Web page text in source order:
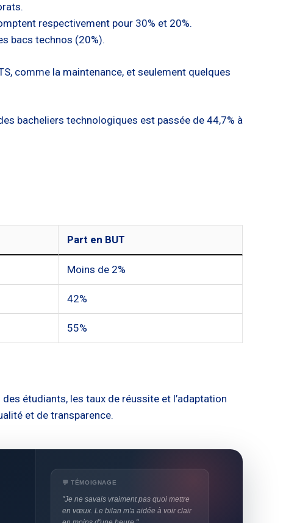
respectivement pour 30% et 20%.
bacs technos (20%).
comme la maintenance, et seulement quelques
bacheliers technologiques est passée de 44,7% à
Part en BUT
Moins de 2%
42%
55%
étudiants, les taux de réussite et l’adaptation
et de transparence.
💬 TÉMOIGNAGE
"Je ne savais vraiment pas quoi mettre
en vœux. Le bilan m'a aidée à voir clair